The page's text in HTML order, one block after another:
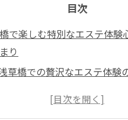
目次
で楽しむ特別なエステ体験
り
草橋での贅沢なエステ体験
心と体を癒すためのエステ選